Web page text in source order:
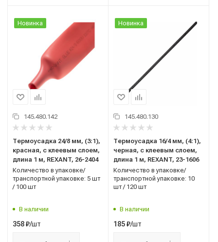
Новинка
145.480.142
Термоусадка 24/8 мм, (3:1),
красная, с клеевым слоем,
длина 1 м, REXANT, 26-2404
Количество в упаковке/
транспортной упаковке: 5 шт
/ 100 шт
В наличии
358₽/шт
Новинка
145.480.130
Термоусадка 16/4 мм, (4:1),
черная, с клеевым слоем,
длина 1 м, REXANT, 23-1606
Количество в упаковке/
транспортной упаковке: 10
шт / 120 шт
В наличии
185₽/шт